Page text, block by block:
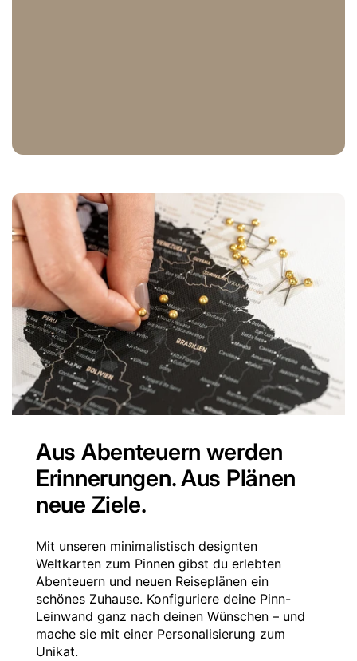
Aus Abenteuern werden
Erinnerungen. Aus Plänen
neue Ziele.
Mit unseren minimalistisch designten
Weltkarten zum Pinnen gibst du erlebten
Abenteuern und neuen Reiseplänen ein
schönes Zuhause. Konfiguriere deine Pinn-
Leinwand ganz nach deinen Wünschen – und
mache sie mit einer Personalisierung zum
Unikat.